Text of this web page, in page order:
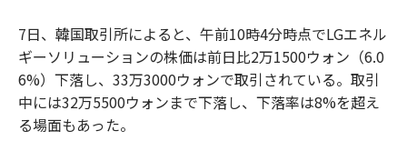
7日、韓国取引所によると、午前10時4分時点でLGエネル
ギーソリューションの株価は前日比2万1500ウォン（6.0
6%）下落し、33万3000ウォンで取引されている。取引
中には32万5500ウォンまで下落し、下落率は8%を超え
る場面もあった。